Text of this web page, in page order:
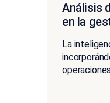
Análisis
en la
La